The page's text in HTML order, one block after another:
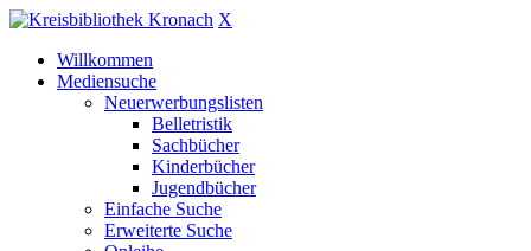
X
Willkommen
Mediensuche
Neuerwerbungslisten
Belletristik
Sachbücher
Kinderbücher
Jugendbücher
Einfache Suche
Erweiterte Suche